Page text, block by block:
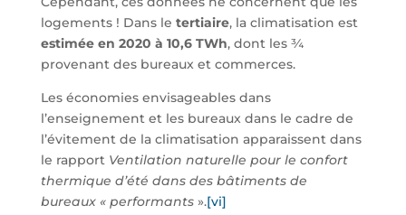
logements ! Dans le tertiaire, la climatisation est
estimée en 2020 à 10,6 TWh, dont les ¾
provenant des bureaux et commerces.
Les économies envisageables dans
l’enseignement et les bureaux dans le cadre de
l’évitement de la climatisation apparaissent dans
le rapport Ventilation naturelle pour le confort
thermique d’été dans des bâtiments de
bureaux « performants ».[vi]